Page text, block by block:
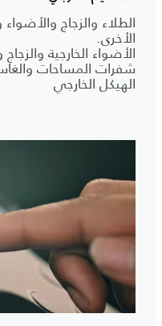
الطلاء والزجاج
الأخرى.
الأضواء الخارجية والزجاج
شفرات المساحات
الهيكل الخارجي